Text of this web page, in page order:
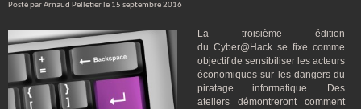
Posté par Arnaud Pelletier le 15 septembre 2016
La troisième édition
du Cyber@Hack se fixe comme
objectif de sensibiliser les acteurs
économiques sur les dangers du
piratage informatique. Des
ateliers démontreront comment